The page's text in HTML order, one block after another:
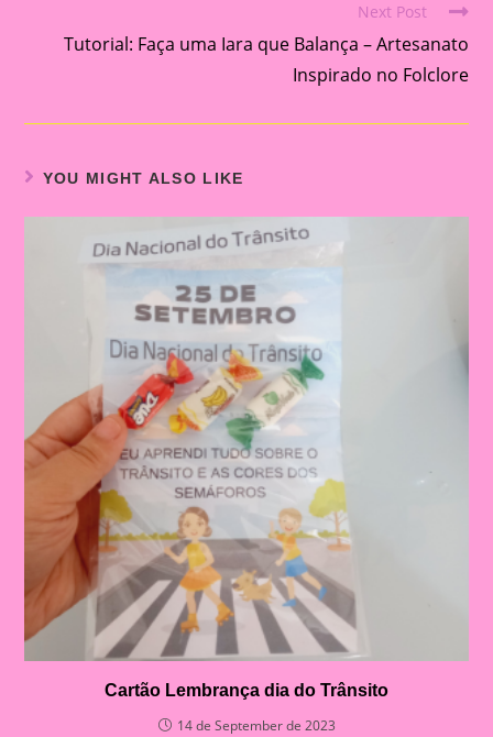
Next Post
Tutorial: Faça uma Iara que Balança – Artesanato
Inspirado no Folclore
YOU MIGHT ALSO LIKE
Cartão Lembrança dia do Trânsito
14 de September de 2023